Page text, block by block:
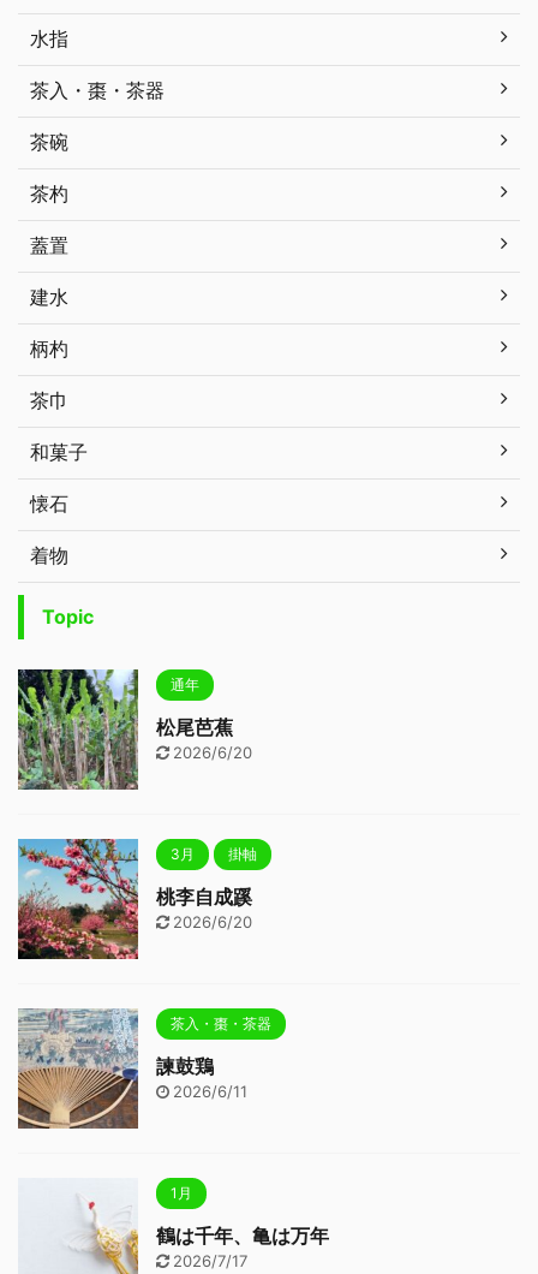
水指
茶入・棗・茶器
茶碗
茶杓
蓋置
建水
柄杓
茶巾
和菓子
懐石
着物
Topic
通年
松尾芭蕉
2026/6/20
3月 掛軸
桃李自成蹊
2026/6/20
茶入・棗・茶器
諫鼓鶏
2026/6/11
1月
鶴は千年、亀は万年
2026/7/17